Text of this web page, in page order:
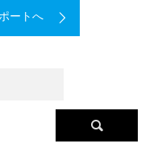
ートへ